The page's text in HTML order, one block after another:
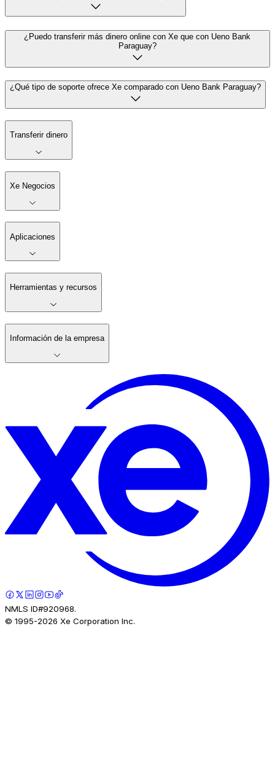
¿Puedo transferir más dinero online con Xe que con Ueno Bank
Paraguay?
¿Qué tipo de soporte ofrece Xe comparado con Ueno Bank Paraguay?
Transferir dinero
Xe Negocios
Aplicaciones
Herramientas y recursos
Información de la empresa
NMLS ID#920968.
© 1995-2026 Xe Corporation Inc.